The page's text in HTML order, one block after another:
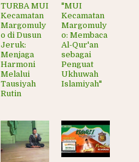
TURBA MUI
Kecamatan
Margomuly
o di Dusun
Jeruk:
Menjaga
Harmoni
Melalui
Tausiyah
Rutin
"MUI
Kecamatan
Margomuly
o: Membaca
Al-Qur'an
sebagai
Penguat
Ukhuwah
Islamiyah"